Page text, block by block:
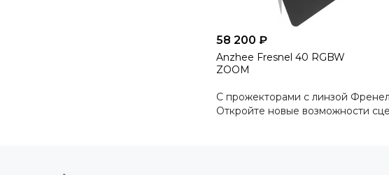
58 200 ₽
Anzhee Fresnel 40 RGBW
ZOOM
С прожекторами с линзой
Откройте новые возможности